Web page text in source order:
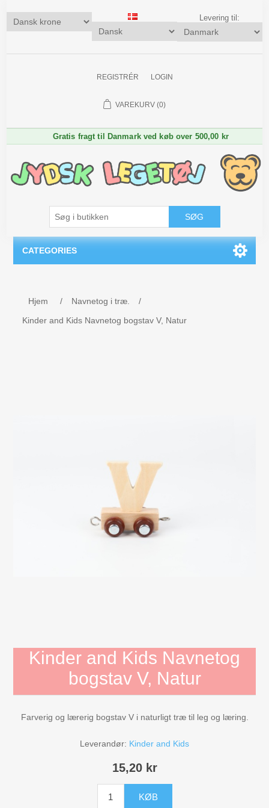
Levering til:
REGISTRÉR LOGIN
VAREKURV (0)
Gratis fragt til Danmark ved køb over 500,00 kr
SØG
CATEGORIES
Dåbsgave - Barselsgave
Diverse
Dukkehuse, bondegård, tilbehør
Dukker og tilbehør
Hjem / Navnetog i træ.
/
Kinder and Kids Navnetog bogstav V, Natur
Kinder and Kids Navnetog
bogstav V, Natur
Farverig og lærerig bogstav V i naturligt træ til leg og læring.
Leverandør: Kinder and Kids
15,20 kr
KØB